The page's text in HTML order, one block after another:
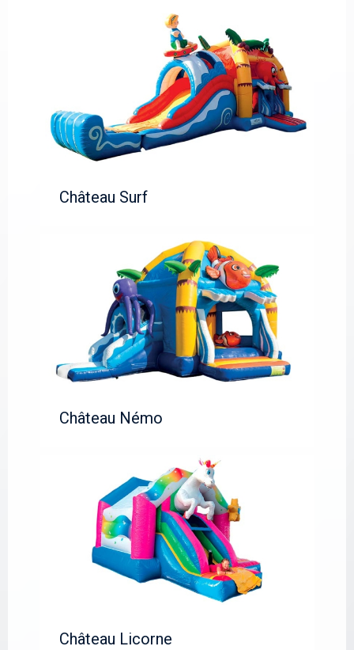
Château Surf
Château Némo
Château Licorne